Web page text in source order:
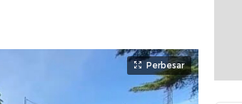
Perbesar